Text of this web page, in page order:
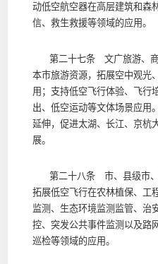
动低空航空器在高层建筑和森
信、救生救援等领域的应用。
第二十七条 文广旅游、商
本市旅游资源，拓展空中观光
用；支持低空飞行体验、飞行
出、低空运动等文体场景应用
延伸，促进太湖、长江、京杭
展。
第二十八条 市、县级市、
拓展低空飞行在农林植保、工
监测、生态环境监测监管、治
控、突发公共事件监测以及路
巡检等领域的应用。